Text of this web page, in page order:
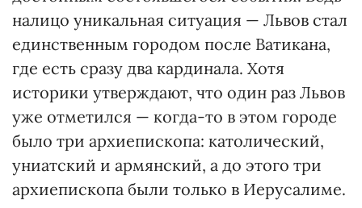
налицо уникальная ситуация — Львов стал
единственным городом после Ватикана,
где есть сразу два кардинала. Хотя
историки утверждают, что один раз Львов
уже отметился — когда-то в этом городе
было три архиепископа: католический,
униатский и армянский, а до этого три
архиепископа были только в Иерусалиме.